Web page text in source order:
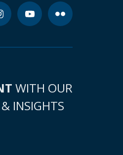
WITH OUR
INSIGHTS